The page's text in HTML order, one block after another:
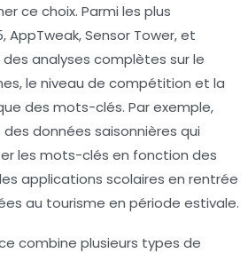
ce choix. Parmi les plus
AppTweak, Sensor Tower, et
analyses complètes sur le
le niveau de compétition et la
des mots-clés. Par exemple,
données saisonnières qui
les mots-clés en fonction des
applications scolaires en rentrée
au tourisme en période estivale.
combine plusieurs types de